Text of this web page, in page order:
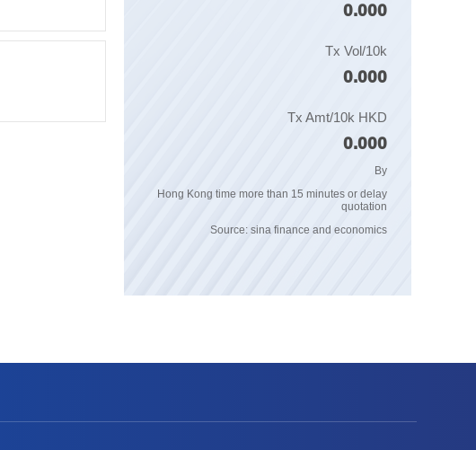
0.000
Tx Vol/10k
0.000
Tx Amt/10k HKD
0.000
By
Hong Kong time more than 15 minutes or delay
quotation
Source: sina finance and economics